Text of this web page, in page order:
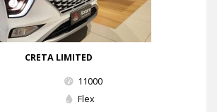
CRETA LIMITED
11000
Flex